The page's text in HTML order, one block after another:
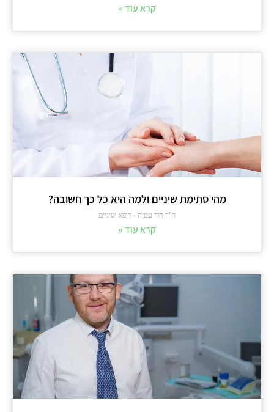
קרא עוד »
מהי סתימת שיניים ולמה היא כל כך חשובה?
ד"ר דוד עטיה - רופא שיניים
קרא עוד »